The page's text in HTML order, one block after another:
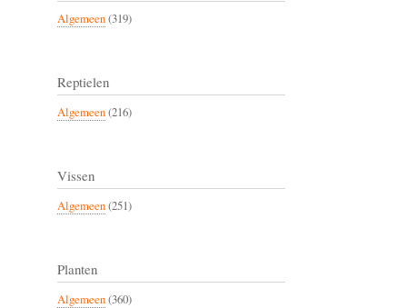
Algemeen(319)
Reptielen
Algemeen(216)
Vissen
Algemeen(251)
Planten
Algemeen(360)